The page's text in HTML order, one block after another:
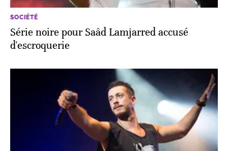
SOCIÉTÉ
Série noire pour Saâd Lamjarred accusé
d'escroquerie